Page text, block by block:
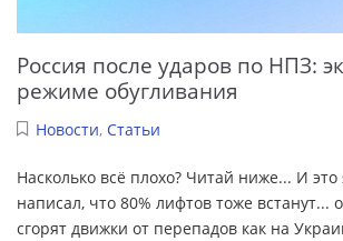
Россия после ударов по НПЗ:
режиме обугливания
Новости, Статьи
Насколько всё плохо? Читай ниже... И
написал, что 80% лифтов тоже встанут...
сгорят движки от перепадов как на